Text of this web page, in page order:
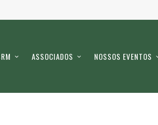
ASSOCIADOS NOSSOS EVENTOS